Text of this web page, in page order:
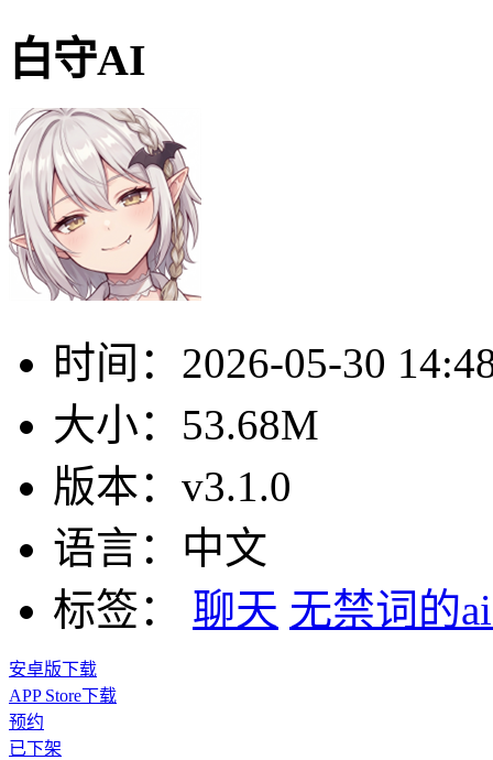
白守AI
时间： 2026-05-30
大小： 53.68M
版本： v3.1.0
语言： 中文
标签：
聊天 无禁词的
安卓版下载
APP Store下载
预约
已下架